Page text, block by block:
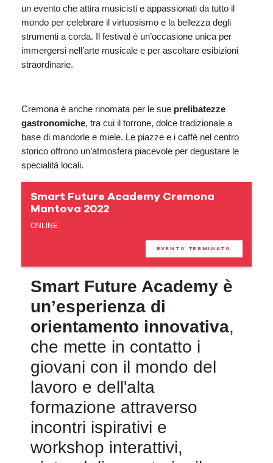
un evento che attira musicisti e appassionati da tutto il
mondo per celebrare il virtuosismo e la bellezza degli
strumenti a corda. Il festival è un’occasione unica per
immergersi nell’arte musicale e per ascoltare esibizioni
straordinarie.
Cremona è anche rinomata per le sue prelibatezze
gastronomiche, tra cui il torrone, dolce tradizionale a
base di mandorle e miele. Le piazze e i caffè nel centro
storico offrono un’atmosfera piacevole per degustare le
specialità locali.
Smart Future Academy Cremona
Mantova 2022
ONLINE
EVENTO TERMINATO
Smart Future Academy è
un’esperienza di
orientamento innovativa,
che mette in contatto i
giovani con il mondo del
lavoro e dell'alta
formazione attraverso
incontri ispirativi e
workshop interattivi,